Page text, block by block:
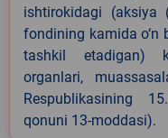
ishtirokidagi
fondining kamida o‘n
tashkil etadigan)
organlari,
Respublikasining
qonuni 13-moddasi).